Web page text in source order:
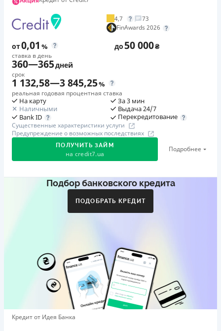
4,7
73
FinAwards 2026
от0,01 %
ставка в день
до50 000₴
360—365дней
срок
1 132,58—3 845,25%
реальная годовая процентная ставка
На карту
Наличными
Bank ID
За 3 мин
Выдача 24/7
Перекредитование
Существенные характеристики услуги
Предупреждение о возможных последствиях
ПОЛУЧИТЬ ЗАЙМ
на credit7.ua
Подробнее
Акция: «Кешбэк за друга»
друг регистрируется и получает первый кредит (от
Бронзовый призер FinAwards 2026 «Лучшая программа
лояльности»
Первый займ
от 0,01%/день до 30 000 ₴
Повторный займ
Подбор банковского кредита
ПОДОБРАТЬ КРЕДИТ
Кредит от Идея Банка